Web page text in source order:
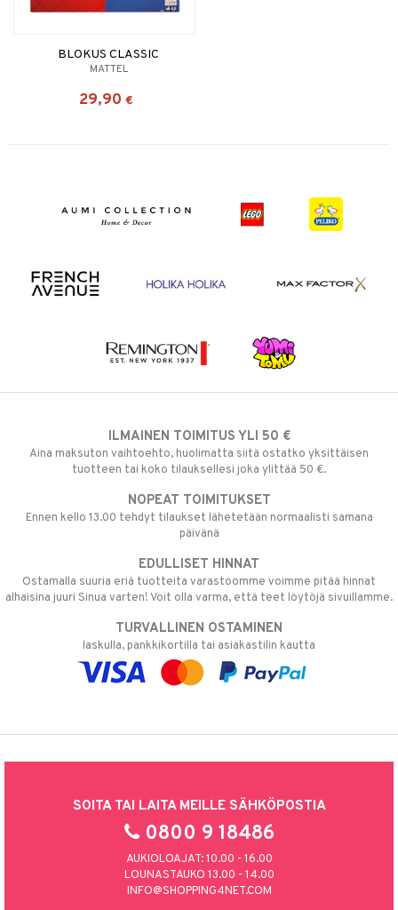
BLOKUS CLASSIC
MATTEL
29,90 €
ILMAINEN TOIMITUS YLI 50 €
Aina maksuton vaihtoehto, huolimatta siitä ostatko yksittäisen
tuotteen tai koko tilauksellesi joka ylittää 50 €.
NOPEAT TOIMITUKSET
Ennen kello 13.00 tehdyt tilaukset lähetetään normaalisti samana
päivänä
EDULLISET HINNAT
Ostamalla suuria eriä tuotteita varastoomme voimme pitää hinnat
alhaisina juuri Sinua varten! Voit olla varma, että teet löytöjä sivuillamme.
TURVALLINEN OSTAMINEN
laskulla, pankkikortilla tai asiakastilin kautta
SOITA TAI LAITA MEILLE SÄHKÖPOSTIA
0800 9 18486
AUKIOLOAJAT: 10.00 - 16.00
LOUNASTAUKO 13.00 - 14.00
INFO@SHOPPING4NET.COM